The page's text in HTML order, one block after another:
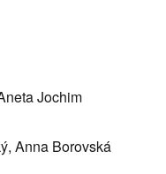
Jochim
Anna Borovská